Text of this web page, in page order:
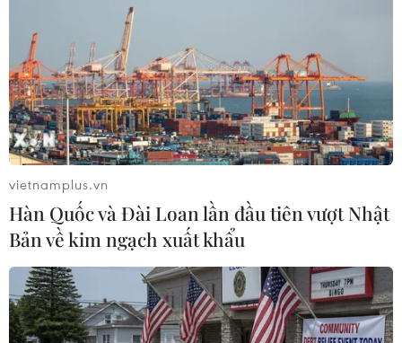
lở; 256 trận dông lốc, sét mưa.
vietnamplus.vn
Hàn Quốc và Đài Loan lần đầu tiên vượt Nhật
Bản về kim ngạch xuất khẩu